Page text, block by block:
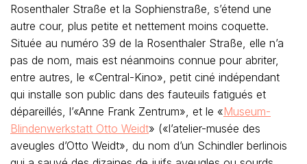
Rosenthaler Straße et la Sophienstraße, s’étend une
autre cour, plus petite et nettement moins coquette.
Située au numéro 39 de la Rosenthaler Straße, elle n’a
pas de nom, mais est néanmoins connue pour abriter,
entre autres, le «Central-Kino», petit ciné indépendant
qui installe son public dans des fauteuils fatigués et
dépareillés, l’«Anne Frank Zentrum», et le «Museum-
Blindenwerkstatt Otto Weidt» («l’atelier-musée des
aveugles d’Otto Weidt», du nom d’un Schindler berlinois